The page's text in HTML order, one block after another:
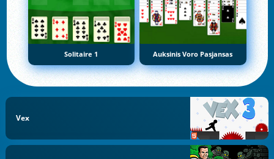
Solitaire 1 Auksinis Voro Pasjansas
Vex